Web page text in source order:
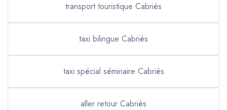
transport touristique Cabriès
taxi bilingue Cabriès
taxi spécial séminaire Cabriès
aller retour Cabriès